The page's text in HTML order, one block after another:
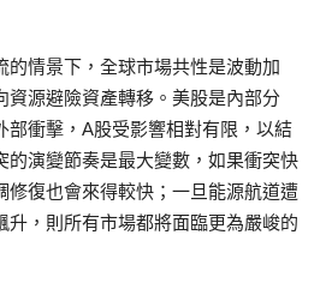
的情景下，全球市場共性是波動加
資源避險資產轉移。美股是內部分
部衝擊，A股受影響相對有限，以結
的演變節奏是最大變數，如果衝突快
修復也會來得較快；一旦能源航道遭
升，則所有市場都將面臨更為嚴峻的